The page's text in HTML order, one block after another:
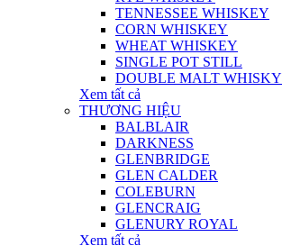
TENNESSEE WHISKEY
CORN WHISKEY
WHEAT WHISKEY
SINGLE POT STILL
DOUBLE MALT WHISKY
Xem tất cả
THƯƠNG HIỆU
BALBLAIR
DARKNESS
GLENBRIDGE
GLEN CALDER
COLEBURN
GLENCRAIG
GLENURY ROYAL
Xem tất cả